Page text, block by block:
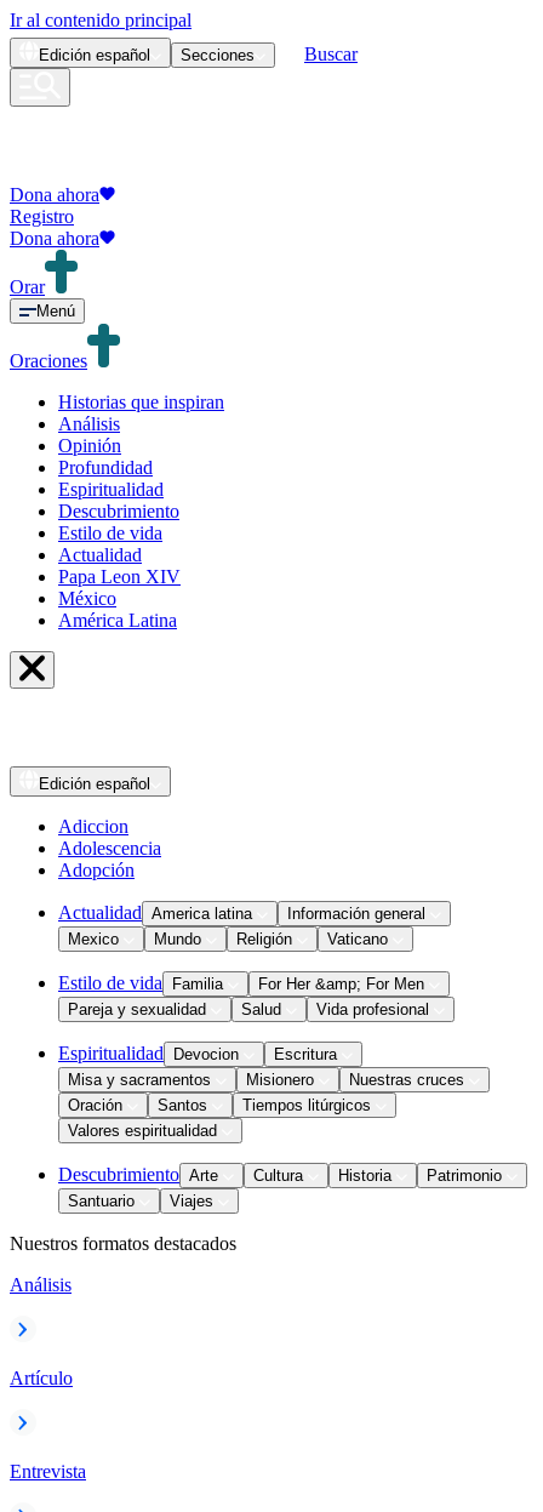
Ir al contenido principal
Edición español Secciones Buscar
Dona ahora
Registro
Dona ahora
Orar
Menú
Oraciones
Historias que inspiran
Análisis
Opinión
Profundidad
Espiritualidad
Descubrimiento
Estilo de vida
Actualidad
Papa Leon XIV
México
América Latina
Edición español
Adiccion
Adolescencia
Adopción
Actualidad America latina
Información general
Mexico
Mundo Religión Vaticano
Estilo de vida Familia
For Her &amp; For Men
Pareja y sexualidad
Salud Vida profesional
Espiritualidad Devocion
Escritura
Misa y sacramentos
Misionero
Nuestras cruces
Oración
Santos
Tiempos litúrgicos
Valores espiritualidad
Descubrimiento Arte Cultura Historia
Patrimonio
Santuario
Viajes
Nuestros formatos destacados
Análisis
Artículo
Entrevista